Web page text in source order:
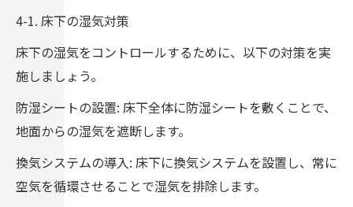
4-1. 床下の湿気対策
床下の湿気をコントロールするために、以下の対策を実
施しましょう。
防湿シートの設置: 床下全体に防湿シートを敷くことで、
地面からの湿気を遮断します。
換気システムの導入: 床下に換気システムを設置し、常に
空気を循環させることで湿気を排除します。